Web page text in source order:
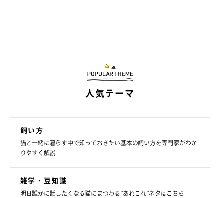
人気テーマ
飼い方
猫と一緒に暮らす中で知っておきたい基本の飼い方を専門家がわか
りやすく解説
雑学・豆知識
明日誰かに話したくなる猫にまつわる”あれこれ”ネタはこちら